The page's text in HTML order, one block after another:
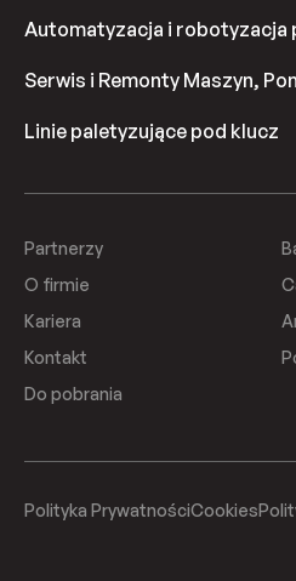
Automatyzacja i robotyzacja
Serwis i Remonty Maszyn,
Linie paletyzujące pod klucz
Partnerzy
O firmie
Kariera
Kontakt
Do pobrania
Polityka PrywatnościCookies